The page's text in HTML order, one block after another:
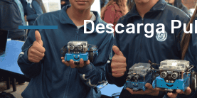
Descarga